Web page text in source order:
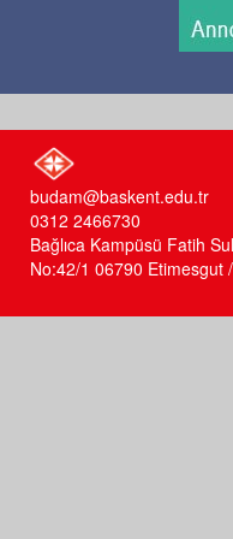
budam@baskent.edu.tr
0312 2466730
Bağlıca Kampüsü Fatih
No:42/1 06790 Etimesgut